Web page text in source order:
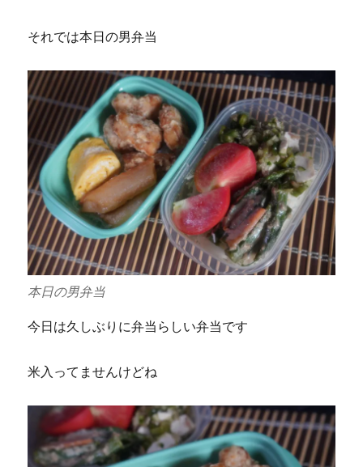
それでは本日の男弁当
本日の男弁当
今日は久しぶりに弁当らしい弁当です
米入ってませんけどね